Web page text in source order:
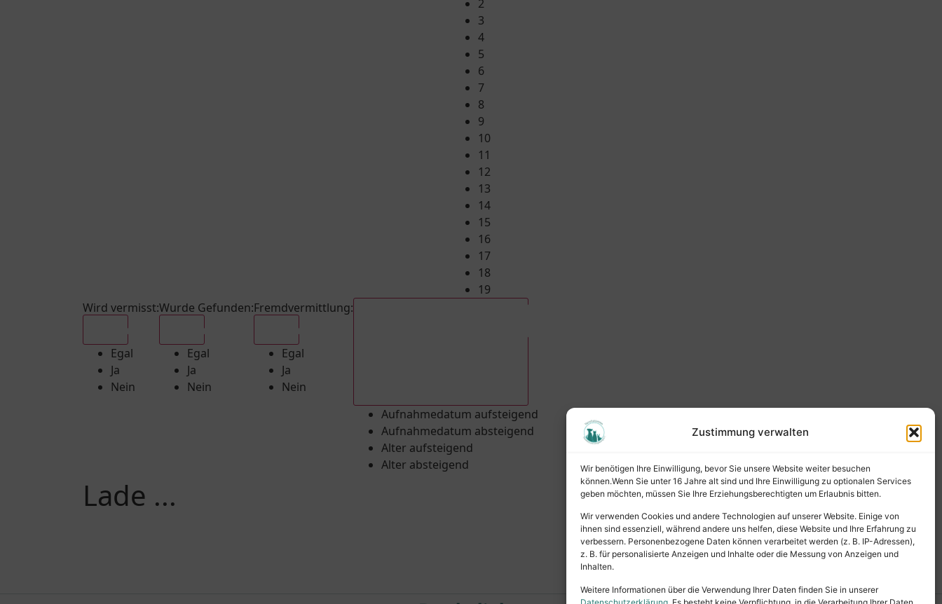
Zustimmung verwalten
Wir benötigen Ihre Einwilligung, bevor Sie unsere Website weiter besuchen
können.Wenn Sie unter 16 Jahre alt sind und Ihre Einwilligung zu optionalen Services
geben möchten, müssen Sie Ihre Erziehungsberechtigten um Erlaubnis bitten.
Wir verwenden Cookies und andere Technologien auf unserer Website. Einige von
ihnen sind essenziell, während andere uns helfen, diese Website und Ihre Erfahrung zu
verbessern. Personenbezogene Daten können verarbeitet werden (z. B. IP-Adressen),
z. B. für personalisierte Anzeigen und Inhalte oder die Messung von Anzeigen und
Inhalten.
Weitere Informationen über die Verwendung Ihrer Daten finden Sie in unserer
2
3
4
5
6
7
8
9
10
11
12
13
14
15
16
17
18
19
Wird vermisst:
Egal
Ja
Nein
Wurde Gefunden:
Egal
Ja
Nein
Fremdvermittlung:
Egal
Ja
Nein
Aufnahmedatum aufsteigend
Aufnahmedatum absteigend
Alter aufsteigend
Alter absteigend
Lade ...